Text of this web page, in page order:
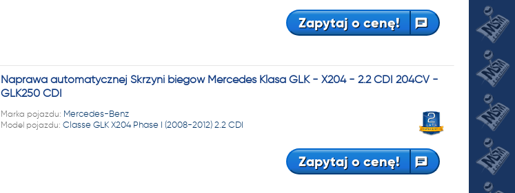
Zapytaj o cenę!
Naprawa automatycznej Skrzyni biegów Mercedes Klasa GLK - X204 - 2.2 CDI 204CV -
GLK250 CDI
Marka pojazdu: Mercedes-Benz
Model pojazdu: Classe GLK X204 Phase I (2008-2012) 2.2 CDI
Zapytaj o cenę!